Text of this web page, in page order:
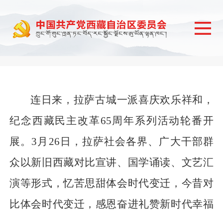
连日来，拉萨古城一派喜庆欢乐祥和，
纪念西藏民主改革65周年系列活动轮番开
展。3月26日，拉萨社会各界、广大干部群
众以新旧西藏对比宣讲、国学诵读、文艺汇
演等形式，忆苦思甜体会时代变迁，今昔对
比体会时代变迁，感恩奋进礼赞新时代幸福